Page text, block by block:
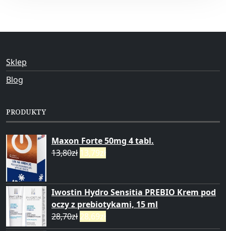
Sklep
Blog
PRODUKTY
Maxon Forte 50mg 4 tabl.
13,80zł 13,79zł
Iwostin Hydro Sensitia PREBIO Krem pod
oczy z prebiotykami, 15 ml
28,70zł 28,69zł